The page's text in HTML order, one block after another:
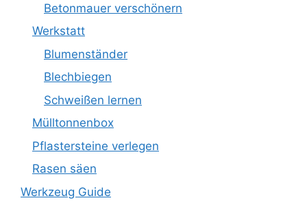
Betonmauer verschönern
Werkstatt
Blumenständer
Blechbiegen
Schweißen lernen
Mülltonnenbox
Pflastersteine verlegen
Rasen säen
Werkzeug Guide